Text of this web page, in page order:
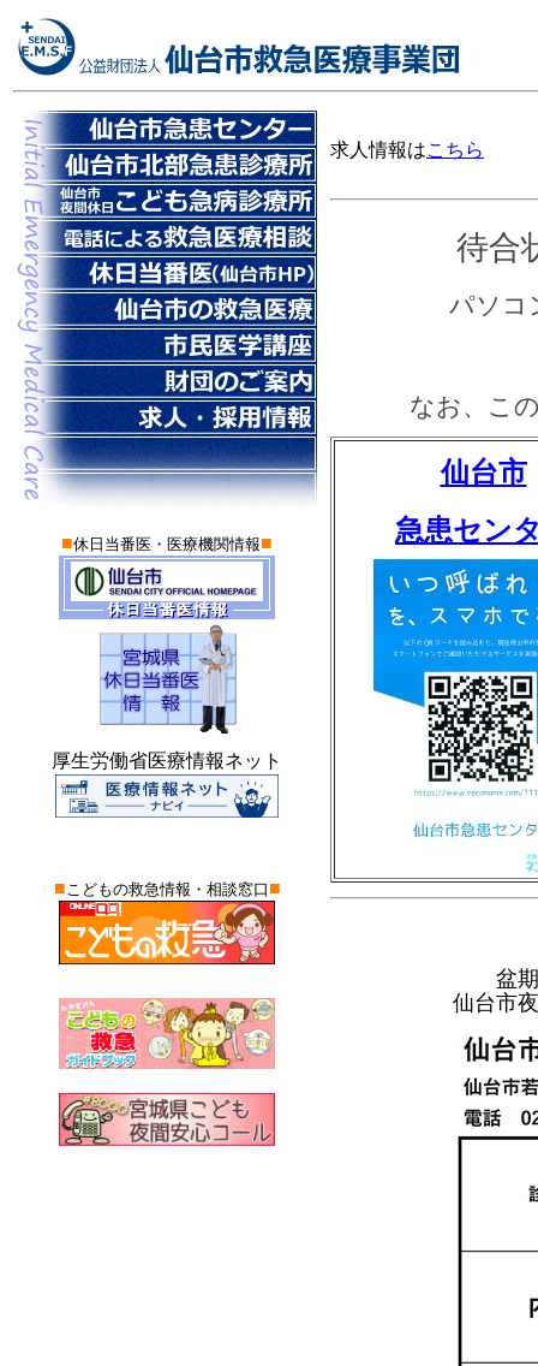
■休日当番医・医療機関情報■
厚生労働省医療情報ネット
■こどもの救急情報・相談窓口 ■
求人情報はこちら
待合
パソコ
なお、この
仙台市
急患セン
盆
仙台市